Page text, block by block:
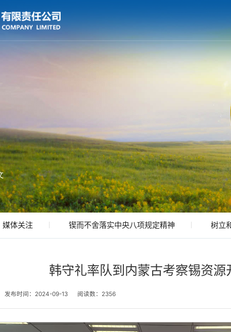
媒体关注 锲而不舍落实中央八项规定精神 树立
韩守礼率队到内蒙古考察锡资源
发布时间：2024-09-13 阅读数： 2356